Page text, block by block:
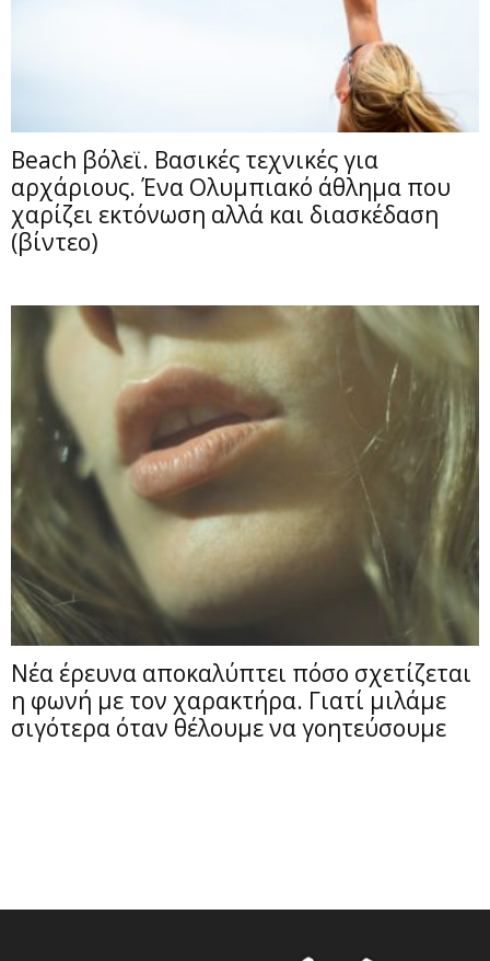
Beach βόλεϊ. Βασικές τεχνικές για
αρχάριους. Ένα Ολυμπιακό άθλημα που
χαρίζει εκτόνωση αλλά και διασκέδαση
(βίντεο)
Νέα έρευνα αποκαλύπτει πόσο σχετίζεται
η φωνή με τον χαρακτήρα. Γιατί μιλάμε
σιγότερα όταν θέλουμε να γοητεύσουμε